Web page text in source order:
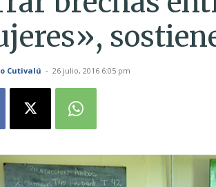
Cutivalú - 26 julio, 2016 6:05 pm